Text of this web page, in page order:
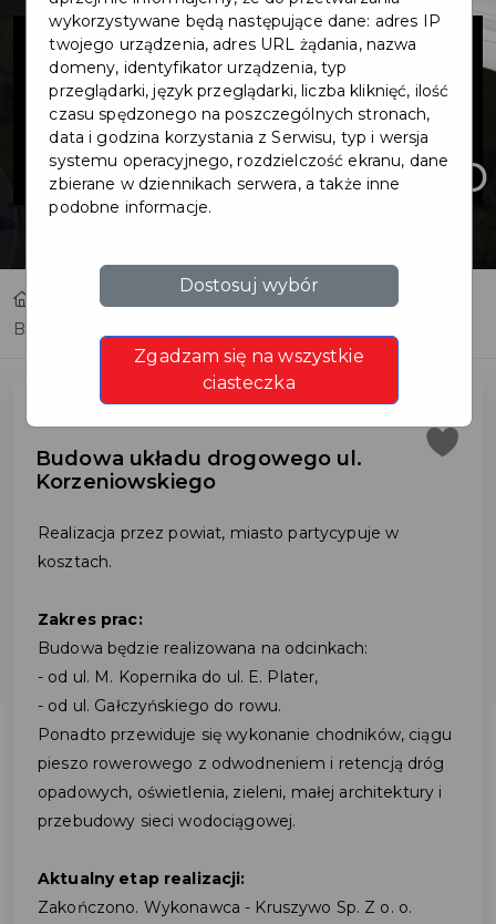
Budowa układu
drogowego ul.
Korzeniowskiego
Inwestycje
Budowa układu drogowego ul. Korzeniowskiego
Budowa układu drogowego ul.
Korzeniowskiego
Realizacja przez powiat, miasto partycypuje w
kosztach.
Zakres prac:
Budowa będzie realizowana na odcinkach:
- od ul. M. Kopernika do ul. E. Plater,
- od ul. Gałczyńskiego do rowu.
Ponadto przewiduje się wykonanie chodników, ciągu
pieszo rowerowego z odwodneniem i retencją dróg
opadowych, oświetlenia, zieleni, małej architektury i
przebudowy sieci wodociągowej.
Aktualny etap realizacji:
Zakończono. Wykonawca - Kruszywo Sp. Z o. o.
wykorzystywane będą następujące dane: adres IP
twojego urządzenia, adres URL żądania, nazwa
domeny, identyfikator urządzenia, typ
przeglądarki, język przeglądarki, liczba kliknięć, ilość
czasu spędzonego na poszczególnych stronach,
data i godzina korzystania z Serwisu, typ i wersja
systemu operacyjnego, rozdzielczość ekranu, dane
zbierane w dziennikach serwera, a także inne
podobne informacje.
Dostosuj wybór
Zgadzam się na wszystkie
ciasteczka